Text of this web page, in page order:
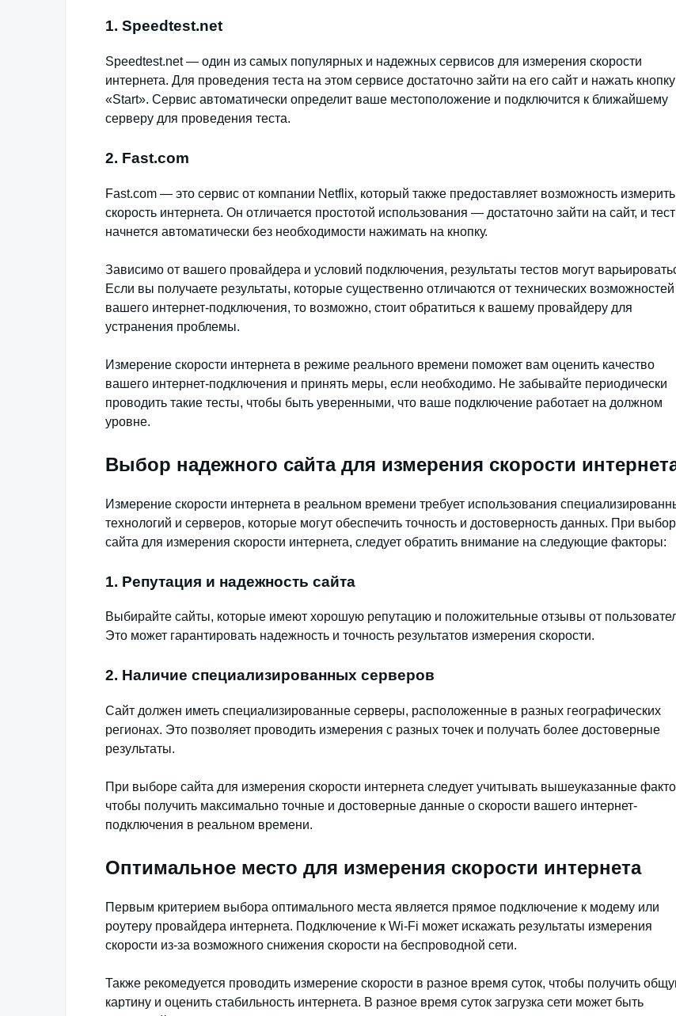
1. Speedtest.net
Speedtest.net — один из самых популярных и надежных сервисов для измерения скорости
интернета. Для проведения теста на этом сервисе достаточно зайти на его сайт и нажать кнопку
«Start». Сервис автоматически определит ваше местоположение и подключится к ближайшему
серверу для проведения теста.
2. Fast.com
Fast.com — это сервис от компании Netflix, который также предоставляет возможность измерить
скорость интернета. Он отличается простотой использования — достаточно зайти на сайт, и тест
начнется автоматически без необходимости нажимать на кнопку.
Зависимо от вашего провайдера и условий подключения, результаты тестов могут
Если вы получаете результаты, которые существенно отличаются от технических возможностей
вашего интернет-подключения, то возможно, стоит обратиться к вашему провайдеру для
устранения проблемы.
Измерение скорости интернета в режиме реального времени поможет вам оценить качество
вашего интернет-подключения и принять меры, если необходимо. Не забывайте периодически
проводить такие тесты, чтобы быть уверенными, что ваше подключение работает на должном
уровне.
Выбор надежного сайта для измерения скорости
Измерение скорости интернета в реальном времени требует использования
технологий и серверов, которые могут обеспечить точность и достоверность данных. При
сайта для измерения скорости интернета, следует обратить внимание на следующие факторы:
1. Репутация и надежность сайта
Выбирайте сайты, которые имеют хорошую репутацию и положительные отзывы от
Это может гарантировать надежность и точность результатов измерения скорости.
2. Наличие специализированных серверов
Сайт должен иметь специализированные серверы, расположенные в разных географических
регионах. Это позволяет проводить измерения с разных точек и получать более достоверные
результаты.
При выборе сайта для измерения скорости интернета следует учитывать вышеуказанные
чтобы получить максимально точные и достоверные данные о скорости вашего интернет-
подключения в реальном времени.
Оптимальное место для измерения скорости интернета
Первым критерием выбора оптимального места является прямое подключение к модему или
роутеру провайдера интернета. Подключение к Wi-Fi может искажать результаты измерения
скорости из-за возможного снижения скорости на беспроводной сети.
Также рекомедуется проводить измерение скорости в разное время суток, чтобы получить
картину и оценить стабильность интернета. В разное время суток загрузка сети может быть